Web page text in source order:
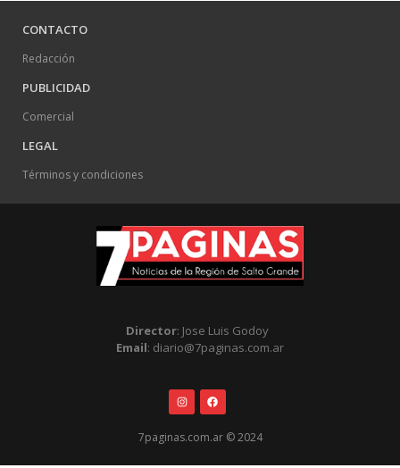
CONTACTO
Redacción
PUBLICIDAD
Comercial
LEGAL
Términos y condiciones
Director: Jose Luis Godoy
Email: diario@7paginas.com.ar
7paginas.com.ar © 2024